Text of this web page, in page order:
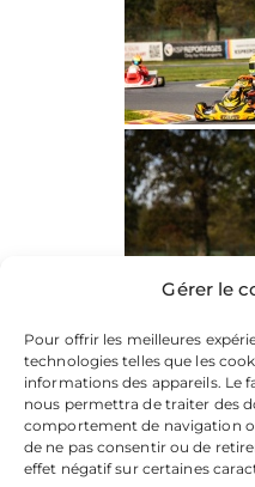
Gérer le
Pour offrir les meilleures
technologies telles que les
informations des appareils. Le
nous permettra de traiter des
comportement de navigation
de ne pas consentir ou de
effet négatif sur certaines